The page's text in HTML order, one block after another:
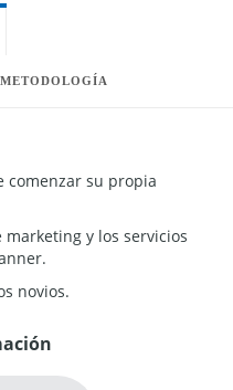
METODOLOGÍA
comenzar su propia
y los servicios
novios.